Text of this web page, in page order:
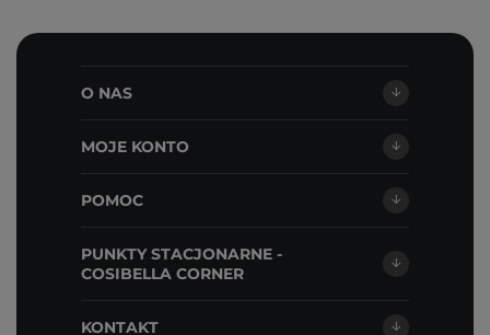
O NAS
MOJE KONTO
POMOC
PUNKTY STACJONARNE -
COSIBELLA CORNER
KONTAKT